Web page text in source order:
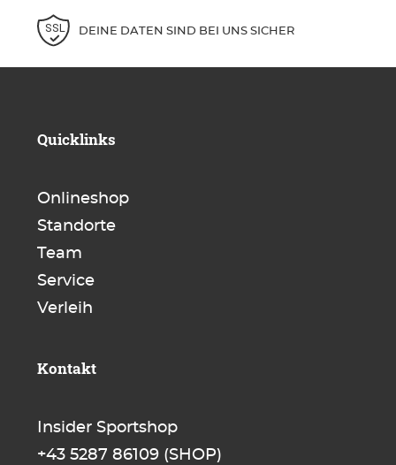
DEINE DATEN SIND BEI UNS SICHER
Quicklinks
Onlineshop
Standorte
Team
Service
Verleih
Kontakt
Insider Sportshop
+43 5287 86109 (SHOP)